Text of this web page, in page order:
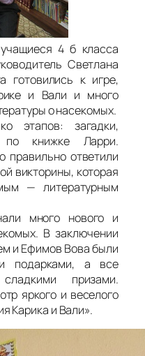
4 б класса
Светлана
готовились к игре,
и Вали и много
о насекомых.
этапов: загадки,
по книжке Ларри.
правильно ответили
викторины, которая
— литературным
много нового и
В заключении
и Ефимов Вова были
подарками, а все
призами.
яркого и веселого
Карика и Вали».